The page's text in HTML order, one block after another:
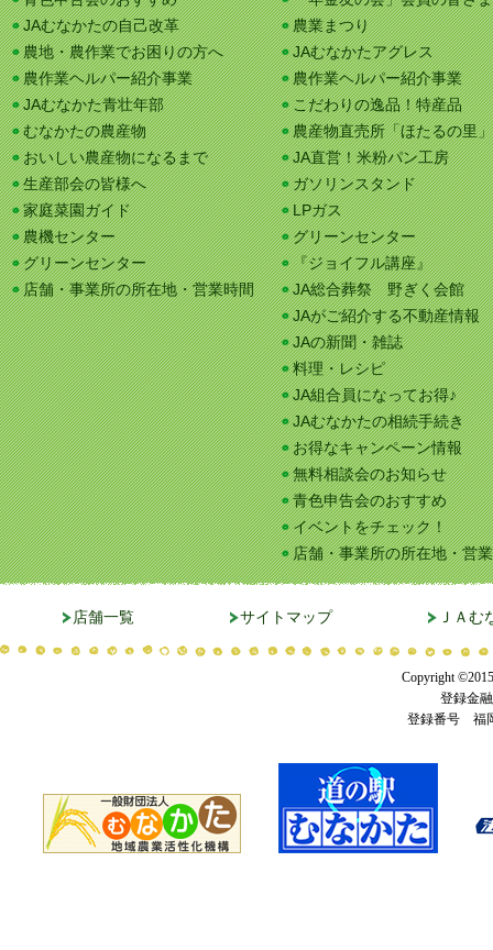
JAむなかたの自己改革
農地・農作業でお困りの方へ
農作業ヘルパー紹介事業
JAむなかた青壮年部
むなかたの農産物
おいしい農産物になるまで
生産部会の皆様へ
家庭菜園ガイド
農機センター
グリーンセンター
店舗・事業所の所在地・営業時間
農業まつり
JAむなかたアグレス
農作業ヘルパー紹介事業
こだわりの逸品！特産品
農産物直売所「ほたるの里」
JA直営！米粉パン工房
ガソリンスタンド
LPガス
グリーンセンター
『ジョイフル講座』
JA総合葬祭 野ぎく会館
JAがご紹介する不動産情報
JAの新聞・雑誌
料理・レシピ
JA組合員になってお得♪
JAむなかたの相続手続き
お得なキャンペーン情報
無料相談会のお知らせ
青色申告会のおすすめ
イベントをチェック！
店舗・事業所の所在地・営
店舗一覧 サイトマップ ＪＡ
Copyright
登録金
登録番号 福